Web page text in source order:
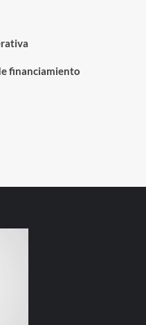
financiamiento